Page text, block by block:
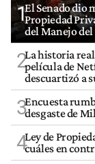
1El Senado dio
Propiedad
del Manejo del
2La historia
película de
descuartizó a
3Encuesta
desgaste de
4Ley de
cuáles en